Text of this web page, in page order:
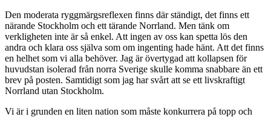
Den moderata ryggmärgsreflexen finns där ständigt, det finns ett
närande Stockholm och ett tärande Norrland. Men tänk om
verkligheten inte är så enkel. Att ingen av oss kan spetta lös den
andra och klara oss själva som om ingenting hade hänt. Att det finns
en helhet som vi alla behöver. Jag är övertygad att kollapsen för
huvudstan isolerad från norra Sverige skulle komma snabbare än ett
brev på posten. Samtidigt som jag har svårt att se ett livskraftigt
Norrland utan Stockholm.
Vi är i grunden en liten nation som måste konkurrera på topp och